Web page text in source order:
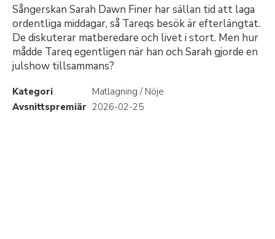
Sångerskan Sarah Dawn Finer har sällan tid att laga
ordentliga middagar, så Tareqs besök är efterlängtat.
De diskuterar matberedare och livet i stort. Men hur
mådde Tareq egentligen när han och Sarah gjorde en
julshow tillsammans?
Kategori
Matlagning / Nöje
Avsnittspremiär 2026-02-25